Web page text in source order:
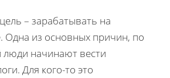
– зарабатывать на
Одна из основных причин, по
люди начинают вести
Для кого-то это